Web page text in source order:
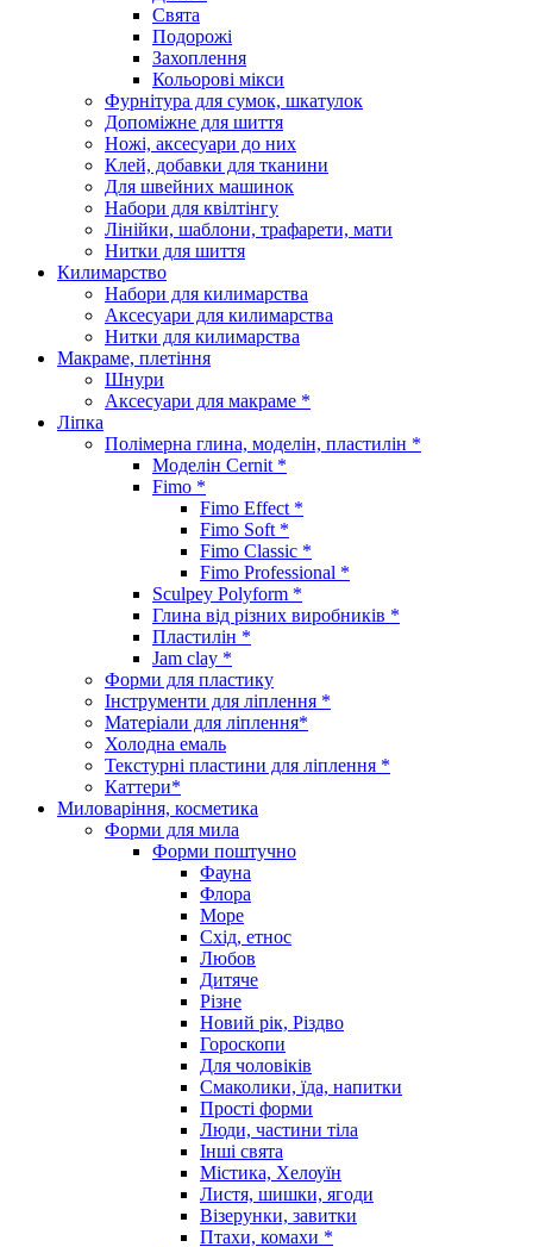
Свята
Подорожі
Захоплення
Кольорові мікси
Фурнітура для сумок, шкатулок
Допоміжне для шиття
Ножі, аксесуари до них
Клей, добавки для тканини
Для швейних машинок
Набори для квілтінгу
Лінійки, шаблони, трафарети, мати
Нитки для шиття
Килимарство
Набори для килимарства
Аксесуари для килимарства
Нитки для килимарства
Макраме, плетіння
Шнури
Аксесуари для макраме *
Ліпка
Полімерна глина, моделін, пластилін *
Моделін Cernit *
Fimo *
Fimo Effect *
Fimo Soft *
Fimo Classic *
Fimo Professional *
Sculpey Polyform *
Глина від різних виробників *
Пластилін *
Jam clay *
Форми для пластику
Інструменти для ліплення *
Матеріали для ліплення*
Холодна емаль
Текстурні пластини для ліплення *
Каттери*
Миловаріння, косметика
Форми для мила
Форми поштучно
Фауна
Флора
Море
Схід, етнос
Любов
Дитяче
Різне
Новий рік, Різдво
Гороскопи
Для чоловіків
Смаколики, їда, напитки
Прості форми
Люди, частини тіла
Інші свята
Містика, Хелоуїн
Листя, шишки, ягоди
Візерунки, завитки
Птахи, комахи *